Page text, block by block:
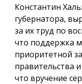
Константин
губернатора,
за их труд по
что поддержка
приоритетной
правительства
что вручение